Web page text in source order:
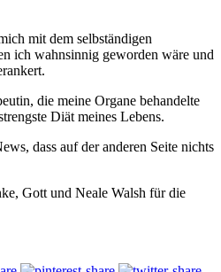
mit dem selbständigen
ich wahnsinnig geworden wäre und
die meine Organe behandelte
Diät meines Lebens.
dass auf der anderen Seite nichts
Gott und Neale Walsh für die